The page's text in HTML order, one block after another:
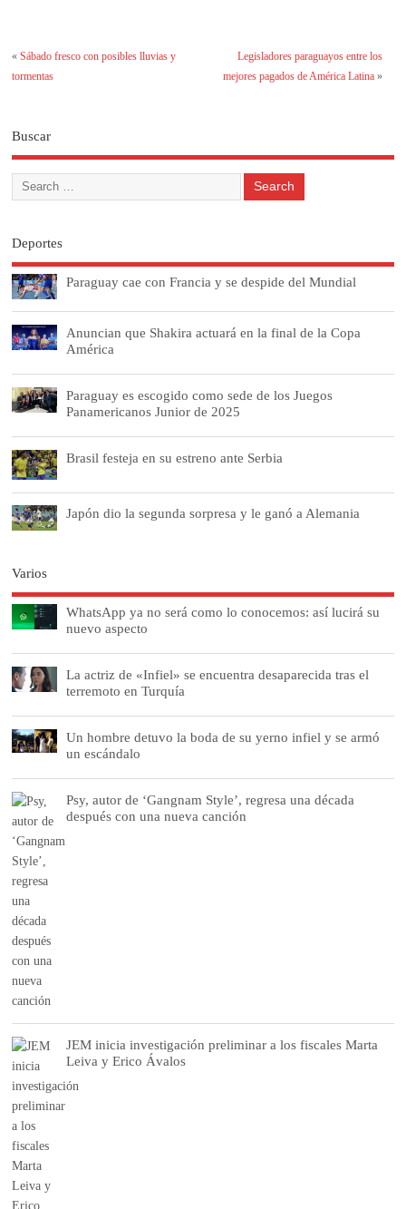
«Sábado fresco con posibles lluvias y
tormentas
Legisladores paraguayos entre los
mejores pagados de América Latina»
Buscar
Deportes
Paraguay cae con Francia y se despide del Mundial
Anuncian que Shakira actuará en la final de la Copa
América
Paraguay es escogido como sede de los Juegos
Panamericanos Junior de 2025
Brasil festeja en su estreno ante Serbia
Japón dio la segunda sorpresa y le ganó a Alemania
Varios
WhatsApp ya no será como lo conocemos: así lucirá su
nuevo aspecto
La actriz de «Infiel» se encuentra desaparecida tras el
terremoto en Turquía
Un hombre detuvo la boda de su yerno infiel y se armó
un escándalo
Psy, autor de ‘Gangnam Style’, regresa una década
después con una nueva canción
JEM inicia investigación preliminar a los fiscales Marta
Leiva y Erico Ávalos